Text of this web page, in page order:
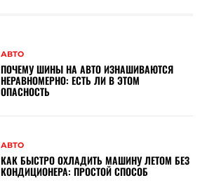
АВТО
ПОЧЕМУ ШИНЫ НА АВТО ИЗНАШИВАЮТСЯ
НЕРАВНОМЕРНО: ЕСТЬ ЛИ В ЭТОМ
ОПАСНОСТЬ
АВТО
КАК БЫСТРО ОХЛАДИТЬ МАШИНУ ЛЕТОМ БЕЗ
КОНДИЦИОНЕРА: ПРОСТОЙ СПОСОБ